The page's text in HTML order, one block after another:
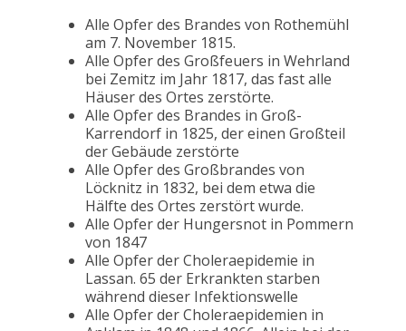
Alle Opfer des Brandes von Rothemühl
am 7. November 1815.
Alle Opfer des Großfeuers in Wehrland
bei Zemitz im Jahr 1817, das fast alle
Häuser des Ortes zerstörte.
Alle Opfer des Brandes in Groß-
Karrendorf in 1825, der einen Großteil
der Gebäude zerstörte
Alle Opfer des Großbrandes von
Löcknitz in 1832, bei dem etwa die
Hälfte des Ortes zerstört wurde.
Alle Opfer der Hungersnot in Pommern
von 1847
Alle Opfer der Choleraepidemie in
Lassan. 65 der Erkrankten starben
während dieser Infektionswelle
Alle Opfer der Choleraepidemien in